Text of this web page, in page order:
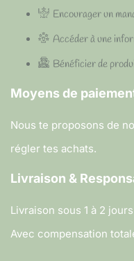
Encourager un
Accéder à une
Bénéficier de
Moyens de
Nous te proposons de
régler tes achats.
Livraison &
Livraison sous 1 à 2
Avec compensation